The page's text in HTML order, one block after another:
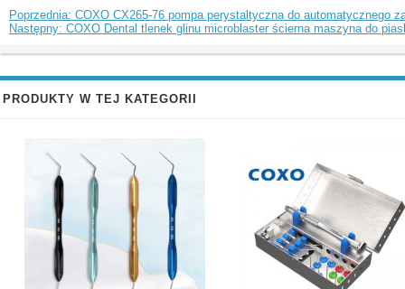
Poprzednia: COXO CX265-76 pompa perystaltyczna do automatycznego
Następny: COXO Dental tlenek glinu microblaster ścierna maszyna do
PRODUKTY W TEJ KATEGORII